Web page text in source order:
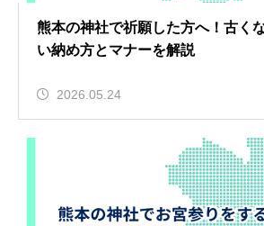
熊本の神社で祈願した方へ！古く
い納め方とマナーを解説
2026.05.24